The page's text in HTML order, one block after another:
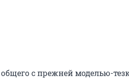
с прежней моделью-